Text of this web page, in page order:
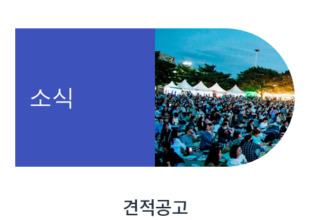
소식
견적공고